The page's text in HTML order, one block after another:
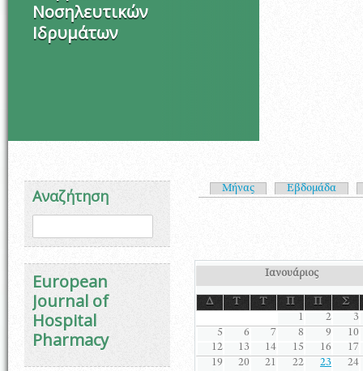
Νοσηλευτικών
Ιδρυμάτων
Αναζήτηση
Φόρμα αναζήτησης
European
Journal of
Hospital
Pharmacy
Πρωτεύουσες
Μήνας Εβδομάδα
Ιανουάριος
Δ Τ Τ Π Π
Σ
1
2
3
5
6 7 8 9
10
12
13 14 15 16
17
19
20 21 22 23
24